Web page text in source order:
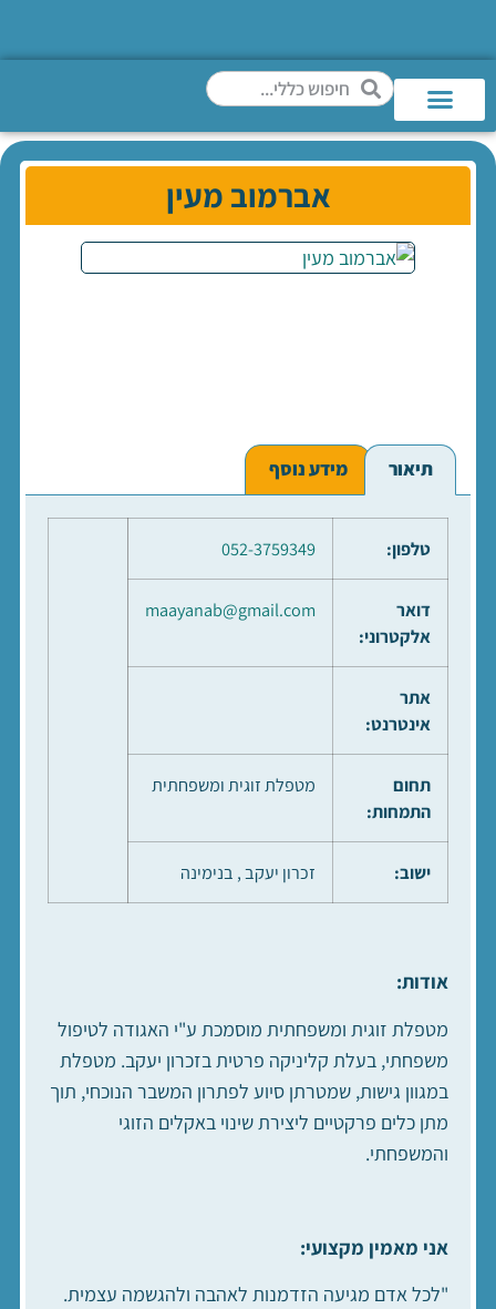
אברמוב מעין
תיאור מידע נוסף
טלפון: 052-3759349
דואר
אלקטרוני:
maayanab@gmail.com
אתר
אינטרנט:
תחום
התמחות:
מטפלת זוגית ומשפחתית
ישוב: זכרון יעקב , בנימינה
אודות:
מטפלת זוגית ומשפחתית מוסמכת ע"י האגודה לטיפול
משפחתי, בעלת קליניקה פרטית בזכרון יעקב. מטפלת
במגוון גישות, שמטרתן סיוע לפתרון המשבר הנוכחי, תוך
מתן כלים פרקטיים ליצירת שינוי באקלים הזוגי
והמשפחתי.
אני מאמין מקצועי:
"לכל אדם מגיעה הזדמנות לאהבה ולהגשמה עצמית.